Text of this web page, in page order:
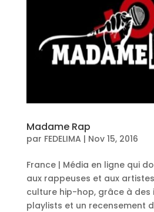
Madame Rap
par FEDELIMA | Nov 15, 2016
France | Média en ligne qui
aux rappeuses et aux
culture hip-hop, grâce à des
playlists et un recensement